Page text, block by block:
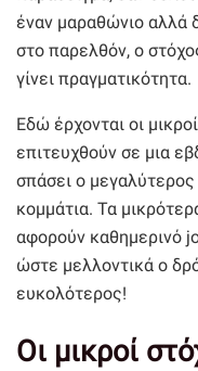
έναν μαραθώνιο αλλά
στο παρελθόν, ο
γίνει πραγματικότητα.
Εδώ έρχονται οι
επιτευχθούν σε μια
σπάσει ο
κομμάτια. Τα
αφορούν καθημερινό
ώστε μελλοντικά ο
ευκολότερος!
Οι μικροί